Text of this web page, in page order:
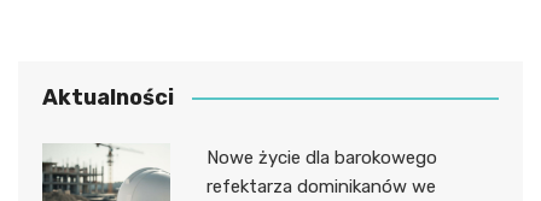
Aktualności
Nowe życie dla barokowego
refektarza dominikanów we